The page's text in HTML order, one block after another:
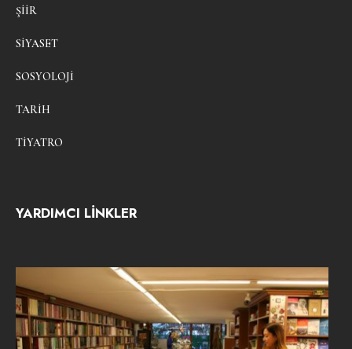
ŞIIR
SIYASET
SOSYOLOJI
TARIH
TIYATRO
YARDIMCI LİNKLER